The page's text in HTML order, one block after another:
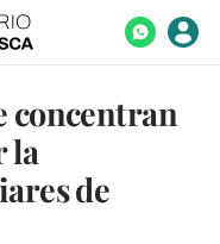
concentran
la
de